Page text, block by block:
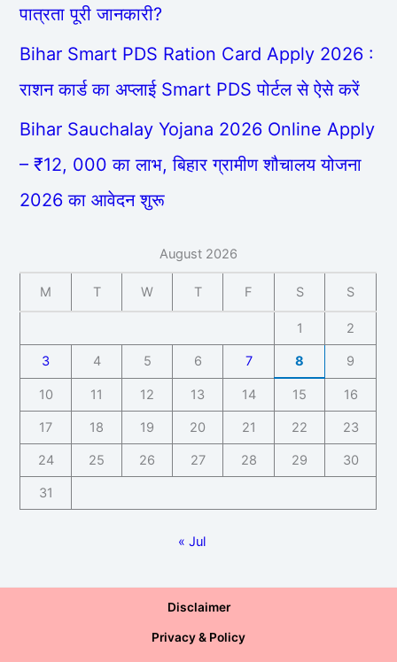
पात्रता पूरी जानकारी?
Bihar Smart PDS Ration Card Apply 2026 :
राशन कार्ड का अप्लाई Smart PDS पोर्टल से ऐसे करें
Bihar Sauchalay Yojana 2026 Online Apply
– ₹12, 000 का लाभ, बिहार ग्रामीण शौचालय योजना
2026 का आवेदन शुरू
August 2026
M T W T F S S
1 2
3 4 5 6 7 8 9
10 11 12 13 14 15 16
17 18 19 20 21 22 23
24 25 26 27 28 29 30
31
« Jul
Disclaimer
Privacy & Policy